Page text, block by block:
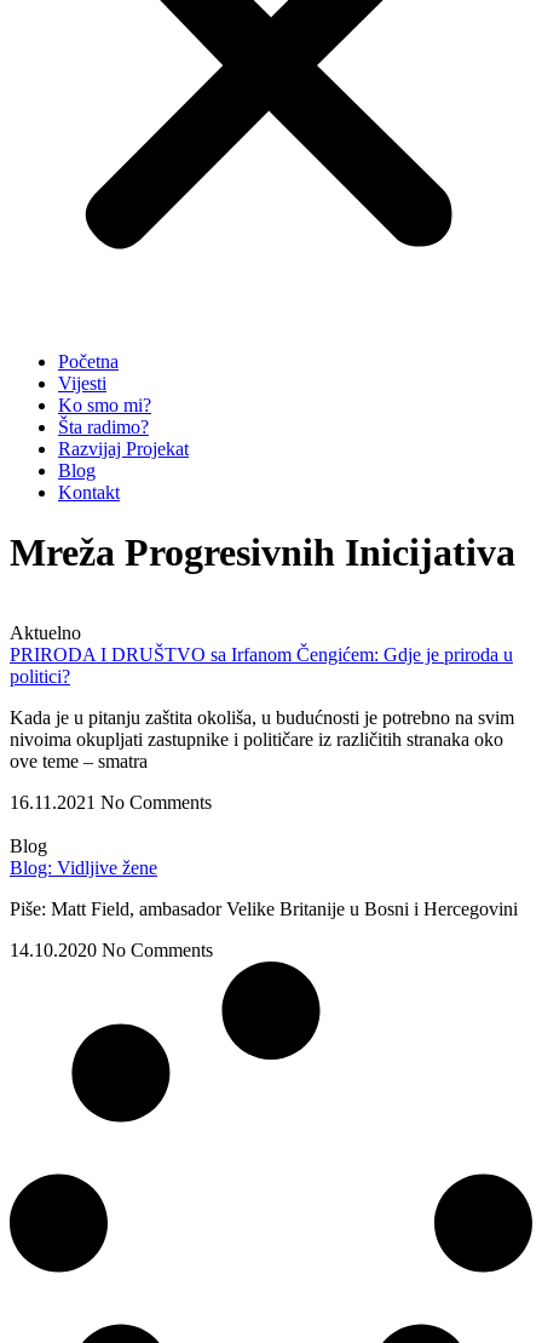
Početna
Vijesti
Ko smo mi?
Šta radimo?
Razvijaj Projekat
Blog
Kontakt
Mreža Progresivnih Inicijativa
Aktuelno
PRIRODA I DRUŠTVO sa Irfanom Čengićem: Gdje je priroda u
politici?
Kada je u pitanju zaštita okoliša, u budućnosti je potrebno na svim
nivoima okupljati zastupnike i političare iz različitih stranaka oko
ove teme – smatra
16.11.2021 No Comments
Blog
Blog: Vidljive žene
Piše: Matt Field, ambasador Velike Britanije u Bosni i Hercegovini
14.10.2020 No Comments